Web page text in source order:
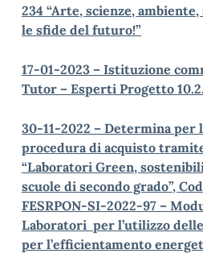
234 “Arte, scienze,
le sfide del futuro!”
17-01-2023 – Istituzione
Tutor – Esperti Progetto
30-11-2022 – Determina per
procedura di acquisto
“Laboratori Green,
scuole di secondo grado”,
FESRPON-SI-2022-97 –
Laboratori per l’utilizzo
per l’efficientamento